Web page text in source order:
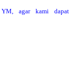
agar kami dapat